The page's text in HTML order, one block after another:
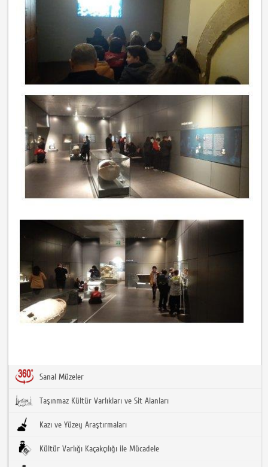
Sanal Müzeler
Taşınmaz Kültür Varlıkları ve Sit Alanları
Kazı ve Yüzey Araştırmaları
Kültür Varlığı Kaçakçılığı ile Mücadele